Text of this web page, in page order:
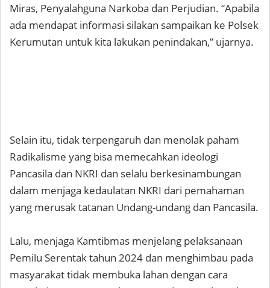
Miras, Penyalahguna Narkoba dan Perjudian. “Apabila
ada mendapat informasi silakan sampaikan ke Polsek
Kerumutan untuk kita lakukan penindakan,” ujarnya.
Selain itu, tidak terpengaruh dan menolak paham
Radikalisme yang bisa memecahkan ideologi
Pancasila dan NKRI dan selalu berkesinambungan
dalam menjaga kedaulatan NKRI dari pemahaman
yang merusak tatanan Undang-undang dan Pancasila.
Lalu, menjaga Kamtibmas menjelang pelaksanaan
Pemilu Serentak tahun 2024 dan menghimbau pada
masyarakat tidak membuka lahan dengan cara